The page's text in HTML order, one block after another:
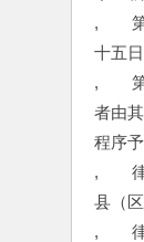
,　　
十五
,　　
者由
程序
,　　
县（
,　　